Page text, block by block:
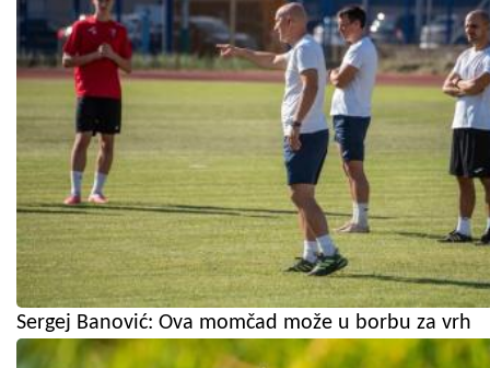
Sergej Banović: Ova momčad može u borbu za vrh